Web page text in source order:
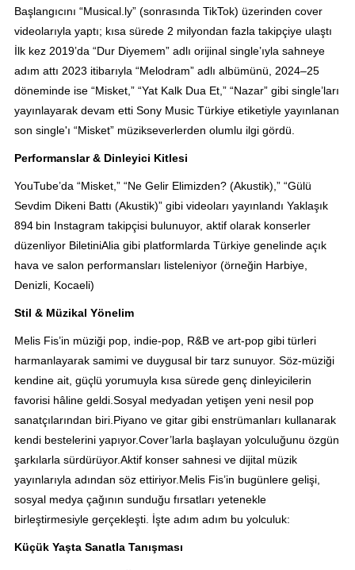
Başlangıcını “Musical.ly” (sonrasında TikTok) üzerinden cover
videolarıyla yaptı; kısa sürede 2 milyondan fazla takipçiye ulaştı
İlk kez 2019’da “Dur Diyemem” adlı orijinal single’ıyla sahneye
adım attı 2023 itibarıyla “Melodram” adlı albümünü, 2024–25
döneminde ise “Misket,” “Yat Kalk Dua Et,” “Nazar” gibi single’ları
yayınlayarak devam etti Sony Music Türkiye etiketiyle yayınlanan
son single'ı “Misket” müzikseverlerden olumlu ilgi gördü.
Performanslar & Dinleyici Kitlesi
YouTube’da “Misket,” “Ne Gelir Elimizden? (Akustik),” “Gülü
Sevdim Dikeni Battı (Akustik)” gibi videoları yayınlandı Yaklaşık
894 bin Instagram takipçisi bulunuyor, aktif olarak konserler
düzenliyor BiletiniAlia gibi platformlarda Türkiye genelinde açık
hava ve salon performansları listeleniyor (örneğin Harbiye,
Denizli, Kocaeli)
Stil & Müzikal Yönelim
Melis Fis’in müziği pop, indie-pop, R&B ve art-pop gibi türleri
harmanlayarak samimi ve duygusal bir tarz sunuyor. Söz-müziği
kendine ait, güçlü yorumuyla kısa sürede genç dinleyicilerin
favorisi hâline geldi.Sosyal medyadan yetişen yeni nesil pop
sanatçılarından biri.Piyano ve gitar gibi enstrümanları kullanarak
kendi bestelerini yapıyor.Cover’larla başlayan yolculuğunu özgün
şarkılarla sürdürüyor.Aktif konser sahnesi ve dijital müzik
yayınlarıyla adından söz ettiriyor.Melis Fis’in bugünlere gelişi,
sosyal medya çağının sunduğu fırsatları yetenekle
birleştirmesiyle gerçekleşti. İşte adım adım bu yolculuk:
Küçük Yaşta Sanatla Tanışması